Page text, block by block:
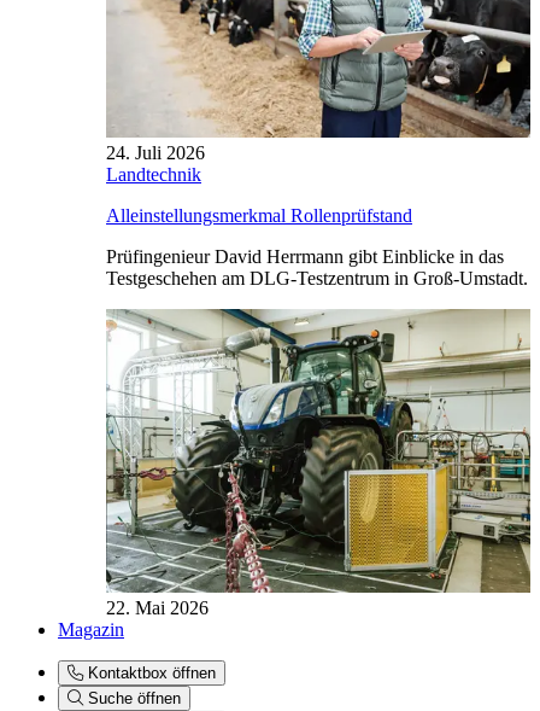
24. Juli 2026
Landtechnik
Alleinstellungsmerkmal Rollenprüfstand
Prüfingenieur David Herrmann gibt Einblicke in das
Testgeschehen am DLG-Testzentrum in Groß-Umstadt.
22. Mai 2026
Magazin
Kontaktbox öffnen
Suche öffnen